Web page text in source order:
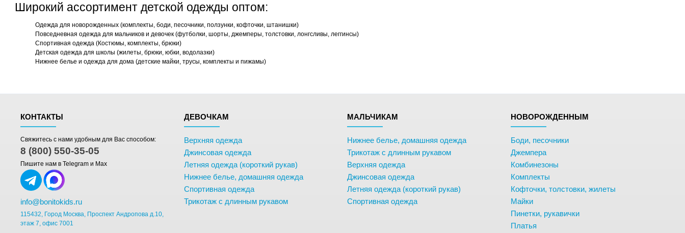
Широкий ассортимент детской одежды оптом:
Одежда для новорожденных (комплекты, боди, песочники, ползунки, кофточки, штанишки)
Повседневная одежда для мальчиков и девочек (футболки, шорты, джемперы, толстовки, лонгсливы, леггинсы)
Спортивная одежда (Костюмы, комплекты, брюки)
Детская одежда для школы (жилеты, брюки, юбки, водолазки)
Нижнее белье и одежда для дома (детские майки, трусы, комплекты и пижамы)
КОНТАКТЫ
Свяжитесь с нами удобным для Вас способом:
8 (800) 550-35-05
Пишите нам в Telegram и Max
info@bonitokids.ru
115432, Город Москва, Проспект Андропова д.10,
этаж 7, офис 7001
ДЕВОЧКАМ
Верхняя одежда
Джинсовая одежда
Летняя одежда (короткий рукав)
Нижнее белье, домашняя одежда
Спортивная одежда
Трикотаж с длинным рукавом
МАЛЬЧИКАМ
Нижнее белье, домашняя одежда
Трикотаж с длинным рукавом
Верхняя одежда
Джинсовая одежда
Летняя одежда (короткий рукав)
Спортивная одежда
НОВОРОЖДЕННЫМ
Боди, песочники
Джемпера
Комбинезоны
Комплекты
Кофточки, толстовки, жилеты
Майки
Пинетки, рукавички
Платья